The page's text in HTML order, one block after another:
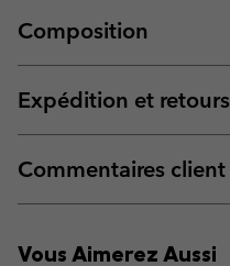
Composition
Expédition et retours
Commentaires client
Vous Aimerez Aussi